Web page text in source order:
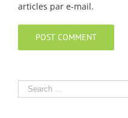
articles par e-mail.